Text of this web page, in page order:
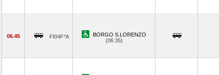
06.45 FI04F*A
BORGO S.LORENZO
(06.35)